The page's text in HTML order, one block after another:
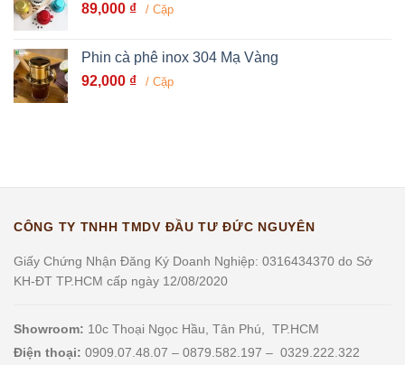
89,000 ₫ / Cặp
Phin cà phê inox 304 Mạ Vàng
92,000 ₫ / Cặp
CÔNG TY TNHH TMDV ĐẦU TƯ ĐỨC NGUYÊN
Giấy Chứng Nhận Đăng Ký Doanh Nghiệp: 0316434370 do Sở
KH-ĐT TP.HCM cấp ngày 12/08/2020
Showroom: 10c Thoại Ngọc Hầu, Tân Phú, TP.HCM
Điện thoại: 0909.07.48.07 – 0879.582.197 – 0329.222.322